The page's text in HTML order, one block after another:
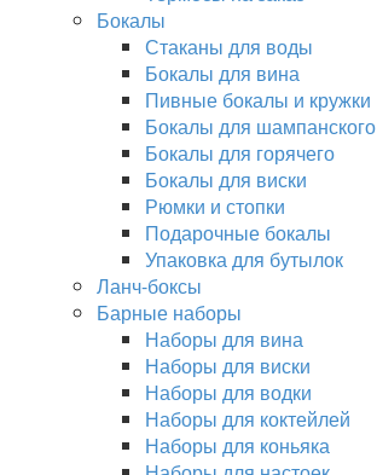
Бокалы
Стаканы для воды
Бокалы для вина
Пивные бокалы и кружки
Бокалы для шампанского
Бокалы для горячего
Бокалы для виски
Рюмки и стопки
Подарочные бокалы
Упаковка для бутылок
Ланч-боксы
Барные наборы
Наборы для вина
Наборы для виски
Наборы для водки
Наборы для коктейлей
Наборы для коньяка